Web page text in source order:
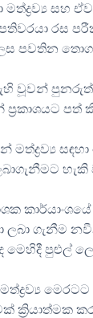
සහ
රස
පවතින තොග
වූවන්
ප්‍රකාශයට
මත්ද්‍රව්‍ය
හැකි
ලබා ගැනීම
මෙහිදී පුළුල්
ක්‍රියාත්මක